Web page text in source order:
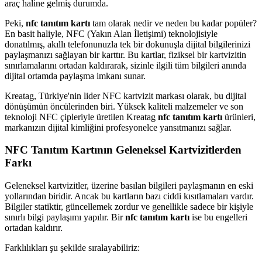
araç haline gelmiş durumda.
Peki, nfc tanıtım kartı tam olarak nedir ve neden bu kadar popüler?
En basit haliyle, NFC (Yakın Alan İletişimi) teknolojisiyle
donatılmış, akıllı telefonunuzla tek bir dokunuşla dijital bilgilerinizi
paylaşmanızı sağlayan bir karttır. Bu kartlar, fiziksel bir kartvizitin
sınırlamalarını ortadan kaldırarak, sizinle ilgili tüm bilgileri anında
dijital ortamda paylaşma imkanı sunar.
Kreatag, Türkiye'nin lider NFC kartvizit markası olarak, bu dijital
dönüşümün öncülerinden biri. Yüksek kaliteli malzemeler ve son
teknoloji NFC çipleriyle üretilen Kreatag nfc tanıtım kartı ürünleri,
markanızın dijital kimliğini profesyonelce yansıtmanızı sağlar.
NFC Tanıtım Kartının Geleneksel Kartvizitlerden
Farkı
Geleneksel kartvizitler, üzerine basılan bilgileri paylaşmanın en eski
yollarından biridir. Ancak bu kartların bazı ciddi kısıtlamaları vardır.
Bilgiler statiktir, güncellemek zordur ve genellikle sadece bir kişiyle
sınırlı bilgi paylaşımı yapılır. Birnfc tanıtım kartı ise bu engelleri
ortadan kaldırır.
Farklılıkları şu şekilde sıralayabiliriz: